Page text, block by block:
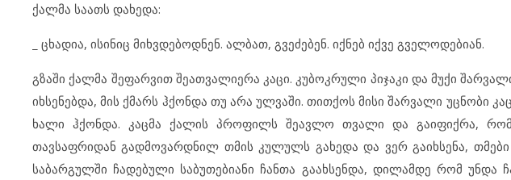
ქალმა საათს დახედა:
_ ცხადია, ისინიც მიხვდებოდნენ. ალბათ, გვეძებენ. იქნებ იქვე გველოდებიან.
გზაში ქალმა შეფარვით შეათვალიერა კაცი. კუბოკრული პიჯაკი და მუქი
იხსენებდა, მის ქმარს ჰქონდა თუ არა ულვაში. თითქოს მისი შარვალი უცნობი
ხალი ჰქონდა. კაცმა ქალის პროფილს შეავლო თვალი და გაიფიქრა,
თავსაფრიდან გადმოვარდნილ თმის კულულს გახედა და ვერ გაიხსენა,
საბარგულში ჩადებული საბუთებიანი ჩანთა გაახსენდა, დილამდე რომ